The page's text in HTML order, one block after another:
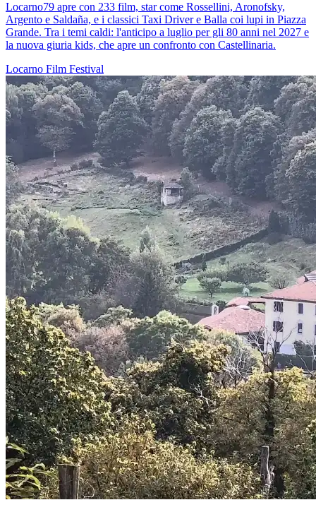
Locarno79 apre con 233 film, star come Rossellini, Aronofsky,
Argento e Saldaña, e i classici Taxi Driver e Balla coi lupi in Piazza
Grande. Tra i temi caldi: l'anticipo a luglio per gli 80 anni nel 2027 e
la nuova giuria kids, che apre un confronto con Castellinaria.
Locarno Film Festival